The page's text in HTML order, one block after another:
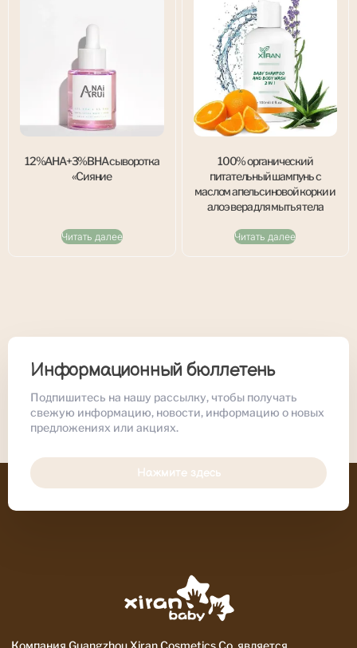
12%AHA+3%BHA сыворотка
«Сияние
Читать далее
100% органический
питательный шампунь с
маслом апельсиновой корки и
алоэ вера для мытья тела
Читать далее
Информационный бюллетень
Подпишитесь на нашу рассылку, чтобы получать
свежую информацию, новости, информацию о новых
предложениях или акциях.
Нажмите здесь
Компания Guangzhou Xiran Cosmetics Co. является